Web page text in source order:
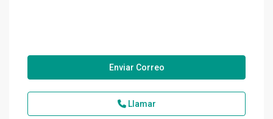
Enviar Correo
Llamar